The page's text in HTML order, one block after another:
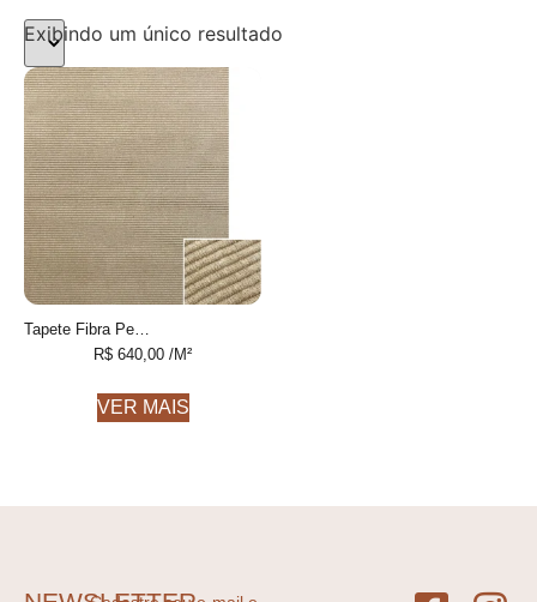
Exibindo um único resultado
Tapete Fibra Personalizável feito à mão, 100% algodão reciclado
R$ 640,00 /M²
VER MAIS